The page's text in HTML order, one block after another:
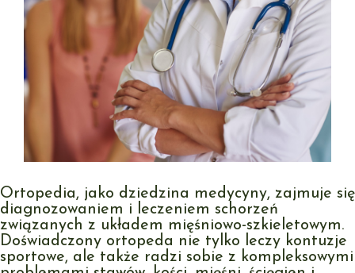
Ortopedia, jako dziedzina medycyny, zajmuje się
diagnozowaniem i leczeniem schorzeń
związanych z układem mięśniowo-szkieletowym.
Doświadczony ortopeda nie tylko leczy kontuzje
sportowe, ale także radzi sobie z kompleksowymi